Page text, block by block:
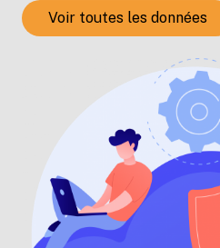
Voir toutes les données